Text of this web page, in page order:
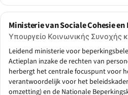
Ministerie van Sociale Cohesie
Υπουργείο Κοινωνικής Συνοχής
Leidend ministerie voor
Actieplan inzake de rechten van
herbergt het centrale focuspunt voor
verantwoordelijk voor het beleidskader
omzetting) en de Nationale